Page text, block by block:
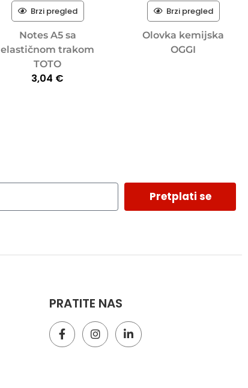
Brzi pregled
Notes A5 sa
elastičnom trakom
TOTO
3,04 €
Brzi pregled
Olovka kemijska
OGGI
Pretplati se
PRATITE NAS